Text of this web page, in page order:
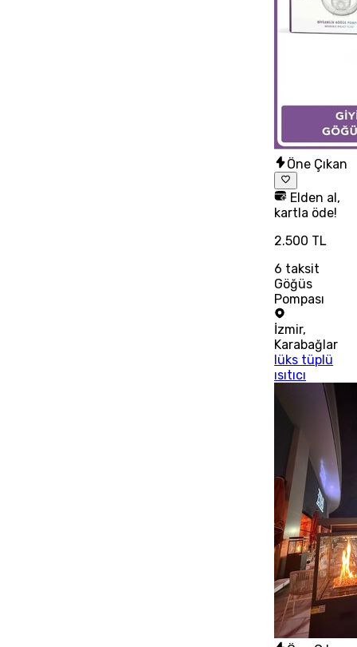
Öne Çıkan
Elden al,
kartla öde!
2.500 TL
6 taksit
Göğüs
Pompası
İzmir,
Karabağlar
lüks tüplü
ısıtıcı